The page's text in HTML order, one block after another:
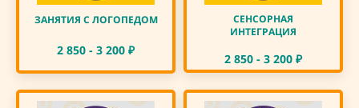
ЗАНЯТИЯ С ЛОГОПЕДОМ
2 850 - 3 200 ₽
СЕНСОРНАЯ
ИНТЕГРАЦИЯ
2 850 - 3 200 ₽